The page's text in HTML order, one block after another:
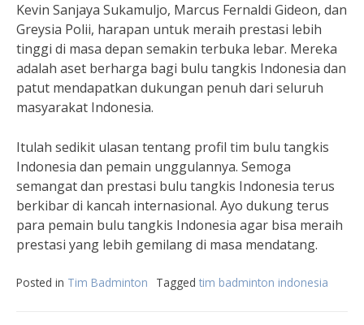
Kevin Sanjaya Sukamuljo, Marcus Fernaldi Gideon, dan
Greysia Polii, harapan untuk meraih prestasi lebih
tinggi di masa depan semakin terbuka lebar. Mereka
adalah aset berharga bagi bulu tangkis Indonesia dan
patut mendapatkan dukungan penuh dari seluruh
masyarakat Indonesia.
Itulah sedikit ulasan tentang profil tim bulu tangkis
Indonesia dan pemain unggulannya. Semoga
semangat dan prestasi bulu tangkis Indonesia terus
berkibar di kancah internasional. Ayo dukung terus
para pemain bulu tangkis Indonesia agar bisa meraih
prestasi yang lebih gemilang di masa mendatang.
Posted in Tim Badminton Tagged tim badminton indonesia